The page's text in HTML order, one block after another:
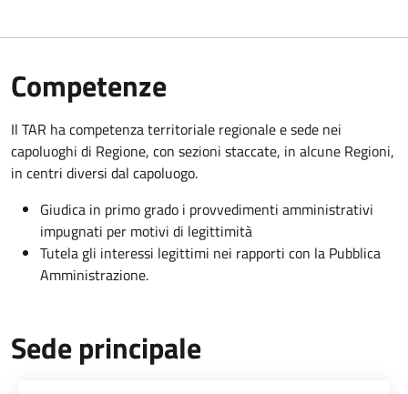
Competenze
Il TAR ha competenza territoriale regionale e sede nei
capoluoghi di Regione, con sezioni staccate, in alcune Regioni,
in centri diversi dal capoluogo.
Giudica in primo grado i provvedimenti amministrativi
impugnati per motivi di legittimità
Tutela gli interessi legittimi nei rapporti con la Pubblica
Amministrazione.
Sede principale